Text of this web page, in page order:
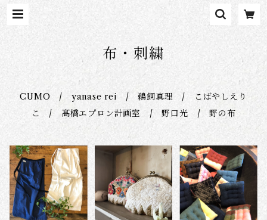
布・刺繍
CUMO / yanase rei / 鵜飼真理 / こばやしえり
こ / 髙橋エプロン計画室 / 野口光 / 野の布